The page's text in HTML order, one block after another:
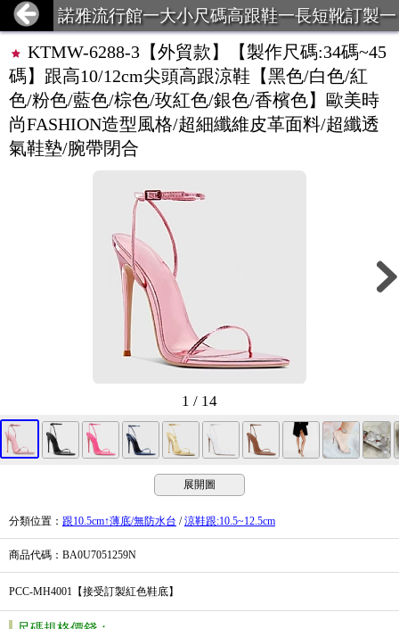
諾雅流行館一大小尺碼高跟鞋一長短靴訂製一
超大碼服飾一義乳一馬甲束身衣
KTMW-6288-3【外貿款】【製作尺碼:34碼~45
碼】跟高10/12cm尖頭高跟涼鞋【黑色/白色/紅
色/粉色/藍色/棕色/玫紅色/銀色/香檳色】歐美時
尚FASHION造型風格/超細纖維皮革面料/超纖透
氣鞋墊/腕帶閉合
1 / 14
展開圖
分類位置 ： 跟10.5cm↑薄底/無防水台 /涼鞋跟:10.5~12.5cm
商品代碼 ：BA0U7051259N
PCC-MH4001【接受訂製紅色鞋底】